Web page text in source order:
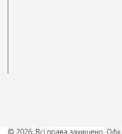
© 2026. Всі права захищено.